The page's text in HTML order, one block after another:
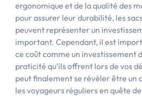
ergonomique et de la qualité des
pour assurer leur durabilité, les
peuvent représenter un
important. Cependant, il est
ce coût comme un investissement
praticité qu’ils offrent lors de vos
peut finalement se révéler être un
les voyageurs réguliers en quête